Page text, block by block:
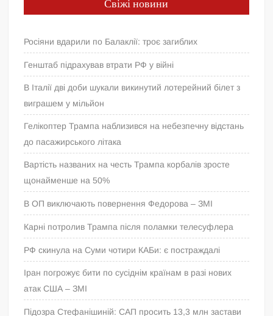
Свіжі новини
Росіяни вдарили по Балаклії: троє загиблих
Генштаб підрахував втрати РФ у війні
В Італії дві доби шукали викинутий лотерейний білет з
виграшем у мільйон
Гелікоптер Трампа наблизився на небезпечну відстань
до пасажирського літака
Вартість названих на честь Трампа корбалів зросте
щонайменше на 50%
В ОП виключають повернення Федорова – ЗМІ
Карні потролив Трампа після поламки телесуфлера
РФ скинула на Суми чотири КАБи: є постраждалі
Іран погрожує бити по сусіднім країнам в разі нових
атак США – ЗМІ
Підозра Стефанішиній: САП просить 13,3 млн застави